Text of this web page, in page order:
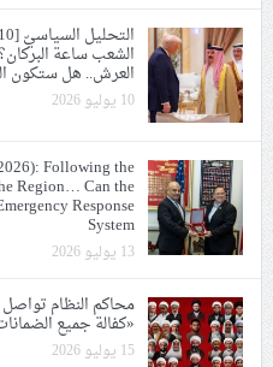
الشعب ساعة
العرش.. هل ستكون
10 يوليو 2026
Following the
Region… Can the
Response
System
13 يوليو 2026
محاكم النظام تواصل
«كفالة جميع
15 يوليو 2026